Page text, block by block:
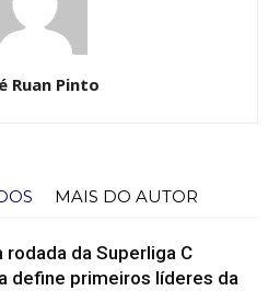
Ruan Pinto
MAIS DO AUTOR
rodada da Superliga C
define primeiros líderes da